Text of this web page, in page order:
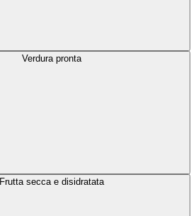
Verdura pronta
Frutta secca e disidratata